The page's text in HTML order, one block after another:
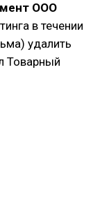
ООО
в течении
удалить
Товарный